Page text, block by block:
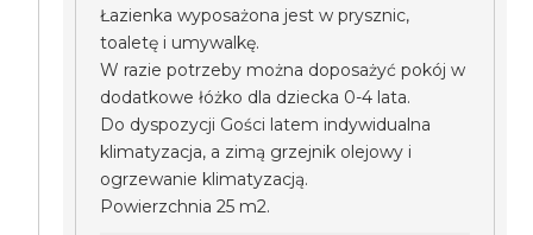
Łazienka wyposażona jest w prysznic,
toaletę i umywalkę.
W razie potrzeby można doposażyć pokój w
dodatkowe łóżko dla dziecka 0-4 lata.
Do dyspozycji Gości latem indywidualna
klimatyzacja, a zimą grzejnik olejowy i
ogrzewanie klimatyzacją.
Powierzchnia 25 m2.